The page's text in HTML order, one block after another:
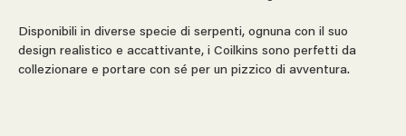
Disponibili in diverse specie di serpenti, ognuna con il suo
design realistico e accattivante, i Coilkins sono perfetti da
collezionare e portare con sé per un pizzico di avventura.